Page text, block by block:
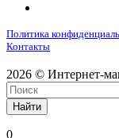
Политика
Контакты
2026 © Интернет-
Найти
0